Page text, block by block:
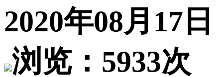
2020年08月17日
浏览：5933次